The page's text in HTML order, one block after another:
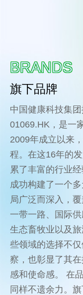
BRANDS
旗下品牌
中国健康科技集
01069.HK，是一
2009年成立以来
程。在这16年的
累了丰富的行业
成功构建了一个
局广泛而深入，
一带一路、国际
生态畜牧业以及
些领域的选择不
察，也彰显了其
感和使命感。 在
同样不遗余力。